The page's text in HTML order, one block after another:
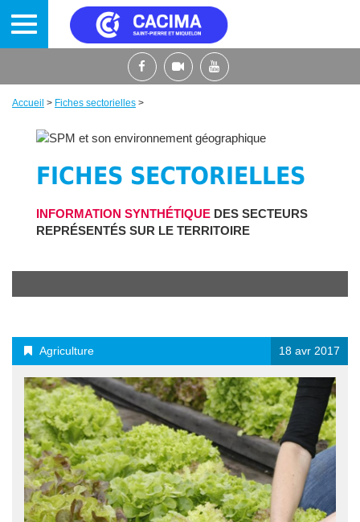
au
Fil
Accueil > Fiches sectorielles >
FICHES SECTORIELLES
INFORMATION SYNTHÉTIQUE DES SECTEURS
REPRÉSENTÉS SUR LE TERRITOIRE
Agriculture 18 avr 2017